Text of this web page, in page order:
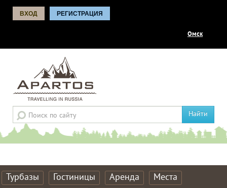
ВХОД РЕГИСТРАЦИЯ
Омск
Найти
Турбазы Гостиницы Аренда
Места